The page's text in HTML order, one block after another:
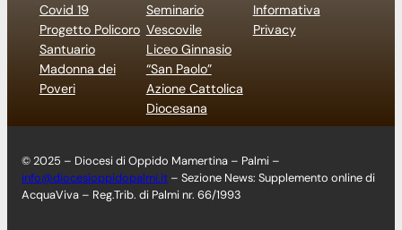
Covid 19
Progetto Policoro
Santuario
Madonna dei
Poveri
Seminario
Vescovile
Liceo Ginnasio
“San Paolo”
Azione Cattolica
Diocesana
Informativa
Privacy
© 2025 – Diocesi di Oppido Mamertina – Palmi –
info@diocesioppidopalmi.it – Sezione News: Supplemento online di
AcquaViva – Reg.Trib. di Palmi nr. 66/1993